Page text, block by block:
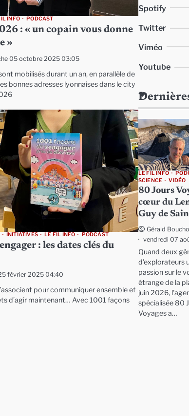
INFO PODCAST
: « un copain vous donne
»
05 octobre 2025 03:05
mobilisés durant un an, en parallèle de
bonnes adresses lyonnaises dans le city
INITIATIVES LE FIL INFO PODCAST
: les dates clés du
février 2025 04:40
pour communiquer ensemble et
d’agir maintenant… Avec 1001 façons
Spotify
Twitter
Viméo
Youtube
LE FIL INFO
SCIENCE
VIDÉO
80 Jours
cœur du
Guy de
Gérald
vendredi 07
Quand deux
d'explorateurs
passion sur le
étrange de la
juin 2026,
spécialisée 80
Voyages a…